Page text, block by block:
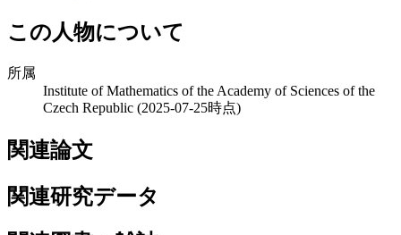
この人物について
所属
Institute of Mathematics of the Academy of Sciences of the
Czech Republic (2025-07-25時点)
関連論文
関連研究データ